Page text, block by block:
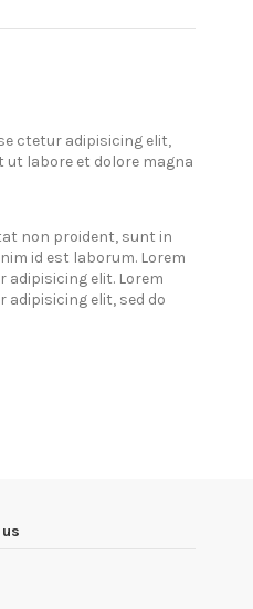
ctetur adipisicing elit,
ut labore et dolore magna
non proident, sunt in
id est laborum. Lorem
elit. Lorem
elit, sed do